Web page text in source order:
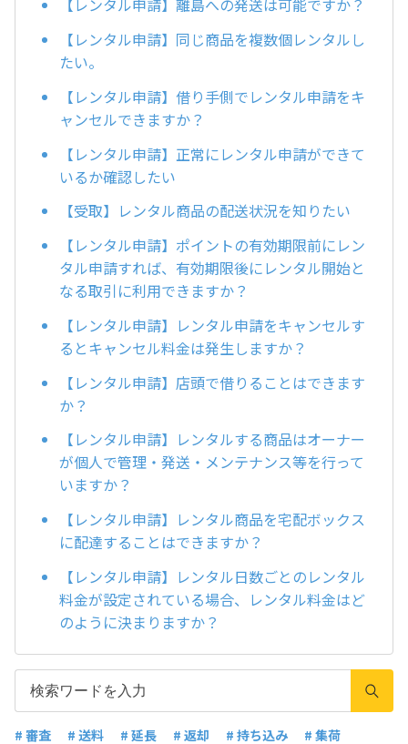
【レンタル申請】離島への発送は可能ですか？
【レンタル申請】同じ商品を複数個レンタルし
たい。
【レンタル申請】借り手側でレンタル申請をキ
ャンセルできますか？
【レンタル申請】正常にレンタル申請ができて
いるか確認したい
【受取】レンタル商品の配送状況を知りたい
【レンタル申請】ポイントの有効期限前にレン
タル申請すれば、有効期限後にレンタル開始と
なる取引に利用できますか？
【レンタル申請】レンタル申請をキャンセルす
るとキャンセル料金は発生しますか？
【レンタル申請】店頭で借りることはできます
か？
【レンタル申請】レンタルする商品はオーナー
が個人で管理・発送・メンテナンス等を行って
いますか？
【レンタル申請】レンタル商品を宅配ボックス
に配達することはできますか？
【レンタル申請】レンタル日数ごとのレンタル
料金が設定されている場合、レンタル料金はど
のように決まりますか？
# 審査 # 送料 # 延長 # 返却 # 持ち込み # 集荷